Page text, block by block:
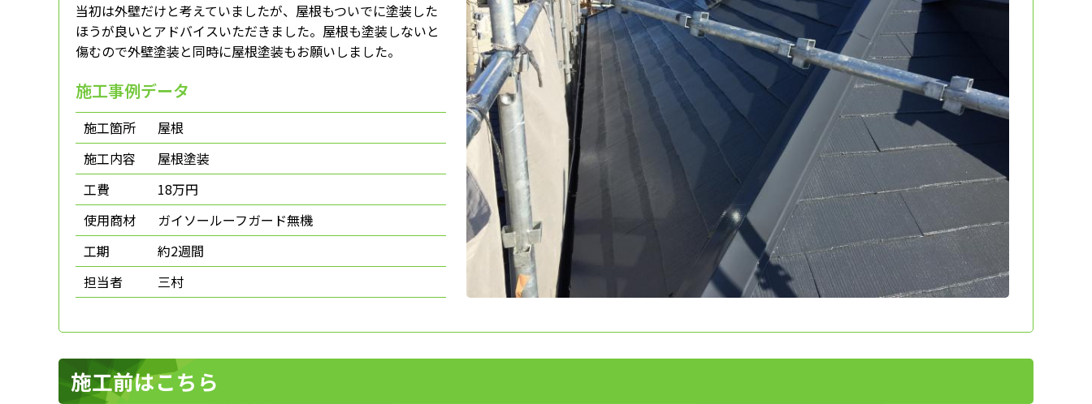
当初は外壁だけと考えていましたが、屋根もついでに塗装した
ほうが良いとアドバイスいただきました。屋根も塗装しないと
傷むので外壁塗装と同時に屋根塗装もお願いしました。
施工事例データ
施工箇所
屋根
施工内容
屋根塗装
工費
18万円
使用商材
ガイソールーフガード無機
工期
約2週間
担当者
三村
施工前はこちら